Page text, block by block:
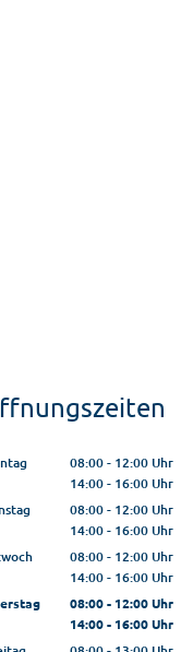
08:00- 12:00Uhr
Von
14:00- 16:00Uhr
Von
08:00- 12:00Uhr
Von
14:00- 16:00Uhr
Von
08:00- 12:00Uhr
Von
14:00- 16:00Uhr
Von
08:00- 12:00Uhr
Von
14:00- 16:00Uhr
Von